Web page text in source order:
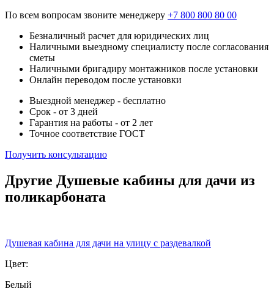
По всем вопросам звоните менеджеру +7 800 800 80 00
Безналичный расчет для юридических лиц
Наличными выездному специалисту после согласования
сметы
Наличными бригадиру монтажников после установки
Онлайн переводом после установки
Выездной менеджер - бесплатно
Срок - от 3 дней
Гарантия на работы - от 2 лет
Точное соответствие ГОСТ
Получить консультацию
Другие Душевые кабины для дачи из
поликарбоната
Душевая кабина для дачи на улицу с раздевалкой
Цвет:
Белый